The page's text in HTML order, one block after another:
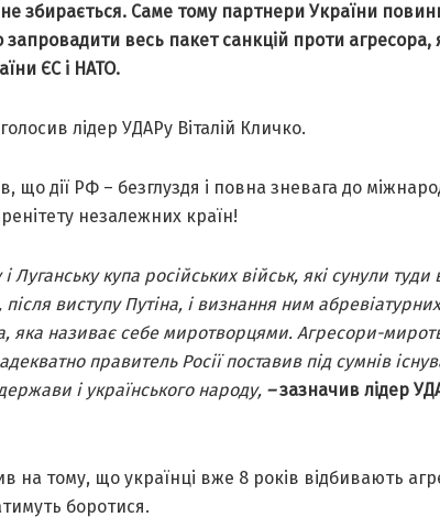
збирається. Саме тому партнери України
запровадити весь пакет санкцій проти агресора,
ЄС і НАТО.
лідер УДАРу Віталій Кличко.
що дії РФ – безглуздя і повна зневага до
незалежних країн!
Луганську купа російських військ, які сунули туди
виступу Путіна, і визнання ним
яка називає себе миротворцями. Агресори-
правитель Росії поставив під сумнів
і українського народу, –зазначив лідер
на тому, що українці вже 8 років відбивають
боротися.